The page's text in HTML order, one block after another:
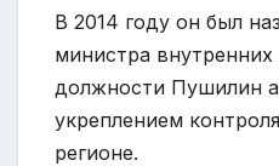
В 2014 году он был
министра
должности Пушилин
укреплением
регионе.